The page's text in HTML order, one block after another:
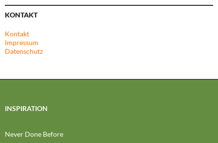
KONTAKT
Kontakt
Impressum
Datenschutz
INSPIRATION
Never Done Before